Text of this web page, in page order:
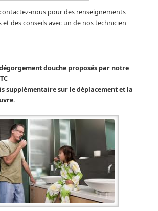
nous pour des renseignements
des conseils avec un de nos technicien
douche proposés par notre
supplémentaire sur le déplacement et la